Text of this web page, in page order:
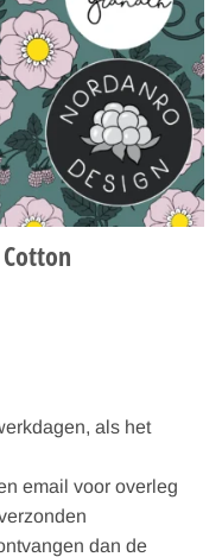
als het
email voor overleg
dan de